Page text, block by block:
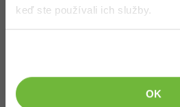
keď ste používali ich služby.
OK
JavaFX 2 QUICKSTART: